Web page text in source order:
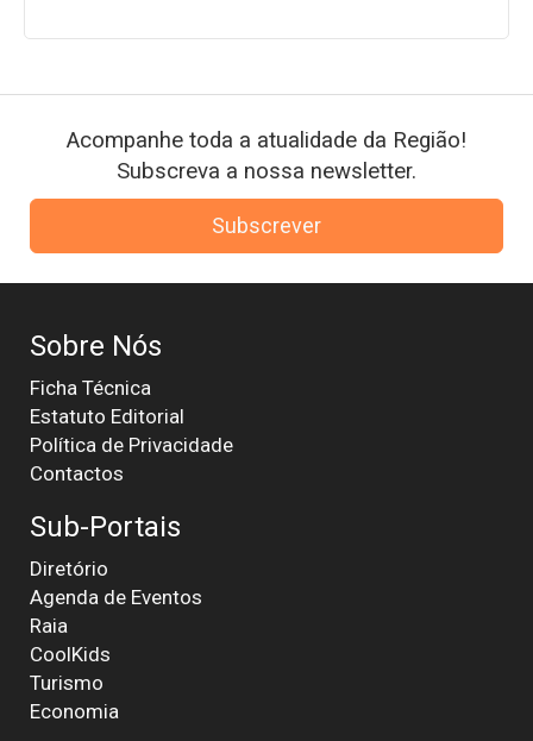
Acompanhe toda a atualidade da Região!
Subscreva a nossa newsletter.
Subscrever
Sobre Nós
Ficha Técnica
Estatuto Editorial
Política de Privacidade
Contactos
Sub-Portais
Diretório
Agenda de Eventos
Raia
CoolKids
Turismo
Economia